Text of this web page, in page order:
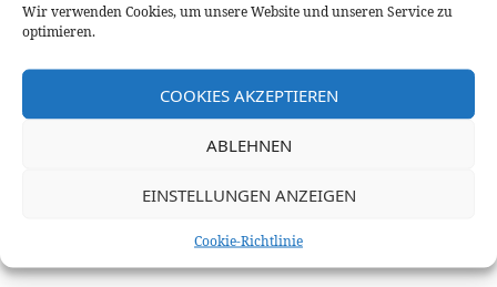
Wir verwenden Cookies, um unsere Website und unseren Service zu
optimieren.
COOKIES AKZEPTIEREN
ABLEHNEN
EINSTELLUNGEN ANZEIGEN
Cookie-Richtlinie
·